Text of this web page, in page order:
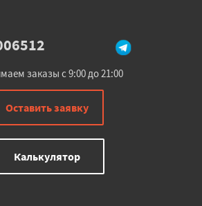
заказы с 9:00 до 21:00
Оставить заявку
Калькулятор